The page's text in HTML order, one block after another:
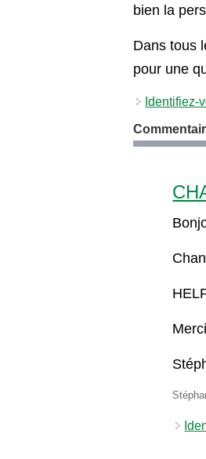
bien la
Dans tous
pour une
Identifiez-